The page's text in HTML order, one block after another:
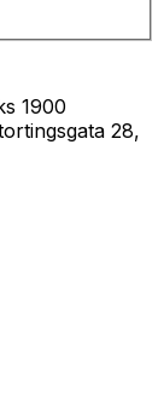
1900
28,